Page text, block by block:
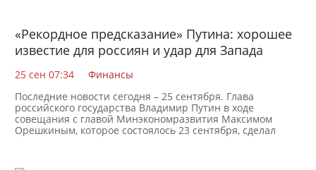
«Рекордное предсказание» Путина: хорошее
известие для россиян и удар для Запада
25 сен 07:34
Финансы
Последние новости сегодня – 25 сентября. Глава
российского государства Владимир Путин в ходе
совещания с главой Минэкономразвития Максимом
Орешкиным, которое состоялось 23 сентября, сделал